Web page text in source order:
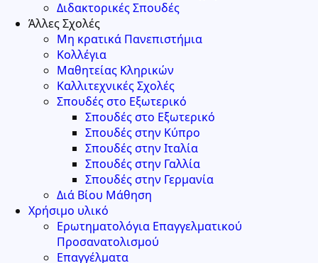
Διδακτορικές Σπουδές
Άλλες Σχολές
Μη κρατικά Πανεπιστήμια
Κολλέγια
Μαθητείας Κληρικών
Καλλιτεχνικές Σχολές
Σπουδές στο Εξωτερικό
Σπουδές στο Εξωτερικό
Σπουδές στην Κύπρο
Σπουδές στην Ιταλία
Σπουδές στην Γαλλία
Σπουδές στην Γερμανία
Διά Βίου Μάθηση
Χρήσιμο υλικό
Ερωτηματολόγια Επαγγελματικού
Προσανατολισμού
Επαγγέλματα